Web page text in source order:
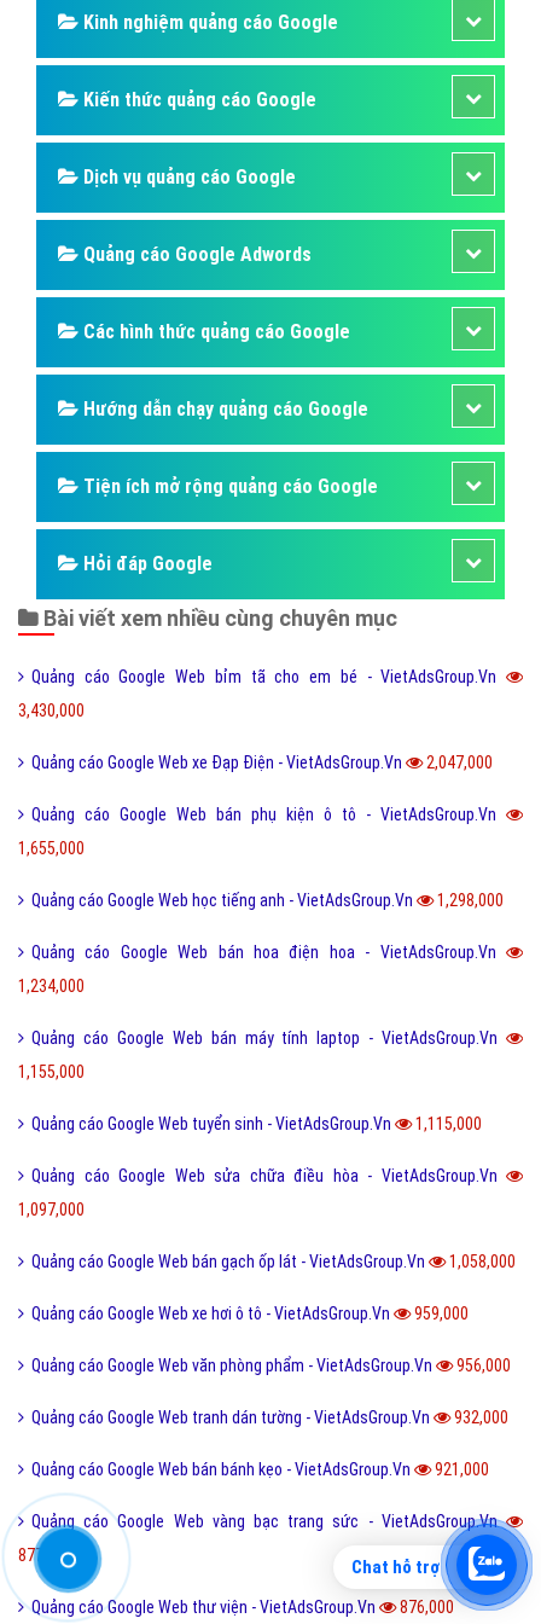
Tiện Ích Mở Rộng Quảng Cáo Google
Website bán khẩu trang y tế
Tiện ích mở rộng quảng cáo google Website bán khẩu
trang y tế là phần mở rộng cung cấp thêm tiện ích cho
người dùng, mục đích để người dùng có nhiều lý do
hơn để chọn quảng cáo của bạn.
Đăng
nhập(398) - No Audio
Kinh nghiệm quảng cáo Google
Kiến thức quảng cáo Google
Dịch vụ quảng cáo Google
Quảng cáo Google Adwords
Các hình thức quảng cáo Google
Hướng dẫn chạy quảng cáo Google
Tiện ích mở rộng quảng cáo Google
Hỏi đáp Google
Bài viết xem nhiều cùng chuyên mục
3,430,000
Quảng cáo Google Web xe Đạp Điện - VietAdsGroup.Vn 2,047,000
Quảng cáo Google Web bán phụ kiện ô tô - VietAdsGroup.Vn
1,655,000
Quảng cáo Google Web học tiếng anh - VietAdsGroup.Vn 1,298,000
Quảng cáo Google Web bán hoa điện hoa - VietAdsGroup.Vn
Chat hỗ trợ